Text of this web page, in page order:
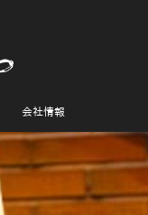
会社情報